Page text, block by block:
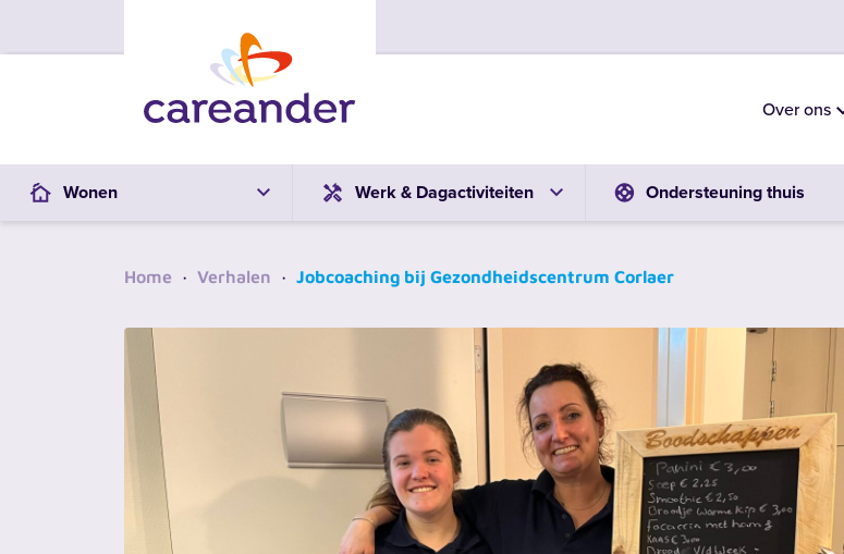
Over ons
Wonen Werk & Dagactiviteiten Ondersteuning thuis
Home · Verhalen · Jobcoaching bij Gezondheidscentrum Corlaer